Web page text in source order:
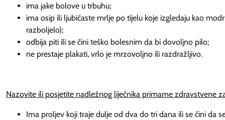
ima jake bolove u trbuhu;
ima osip ili ljubičaste mrlje po tijelu koje izgledaju kao
razboljelo);
odbija piti ili se čini teško bolesnim da bi dovoljno pilo;
ne prestaje plakati, vrlo je mrzovoljno ili razdražljivo.
Nazovite ili posjetite nadležnog liječnika primarne zdravstvene
Ima proljev koji traje dulje od dva do tri dana ili se čini da